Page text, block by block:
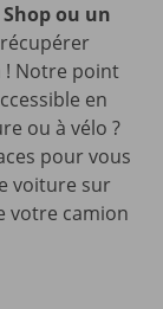
ou un
! Notre point
en
ou à vélo ?
pour vous
voiture sur
votre camion